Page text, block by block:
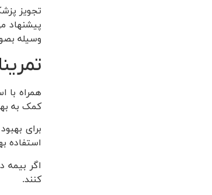
تجویز
پیشنهاد
وسیله
همراه با
کمک به
برای
استفاده
اگر بیمه
کنند.